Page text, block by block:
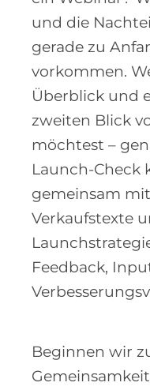
und die
gerade zu
vorkommen.
Überblick und
zweiten Blick
möchtest –
Launch-Check
gemeinsam
Verkaufstexte
Feedback,
Beginnen wir